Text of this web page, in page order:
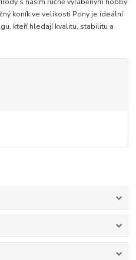
s naším ručně vyráběným hobby
koník ve velikosti Pony je ideální
kteří hledají kvalitu, stabilitu a